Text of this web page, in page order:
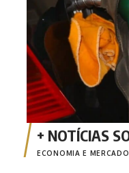
ECONOMIA E MERCADO